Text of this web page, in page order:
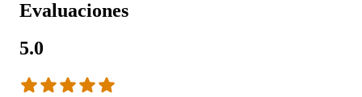
Evaluaciones
5.0